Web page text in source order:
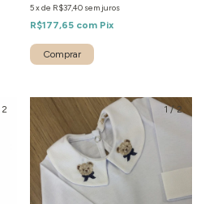
5xde R$37,40 sem juros
R$177,65 com Pix
Comprar
2 1/2